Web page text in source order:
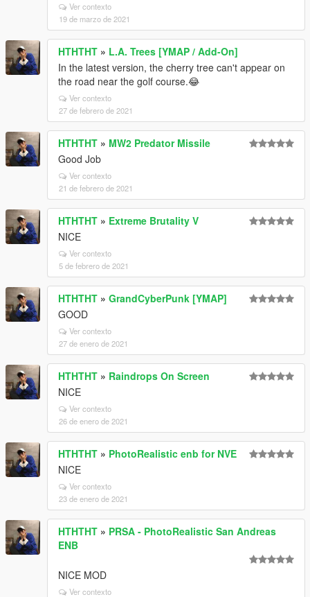
Ver contexto
19 de marzo de 2021
HTHTHT » L.A. Trees [YMAP / Add-On]
In the latest version, the cherry tree can't appear on
the road near the golf course.😂
Ver contexto
27 de febrero de 2021
HTHTHT » MW2 Predator Missile
Good Job
Ver contexto
21 de febrero de 2021
HTHTHT » Extreme Brutality V
NICE
Ver contexto
5 de febrero de 2021
HTHTHT » GrandCyberPunk [YMAP]
GOOD
Ver contexto
27 de enero de 2021
HTHTHT » Raindrops On Screen
NICE
Ver contexto
26 de enero de 2021
HTHTHT » PhotoRealistic enb for NVE
NICE
Ver contexto
23 de enero de 2021
HTHTHT » PRSA - PhotoRealistic San Andreas
ENB
NICE MOD
Ver contexto